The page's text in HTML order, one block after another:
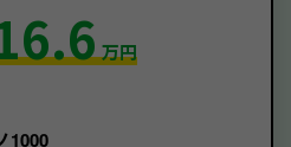
万円
1000